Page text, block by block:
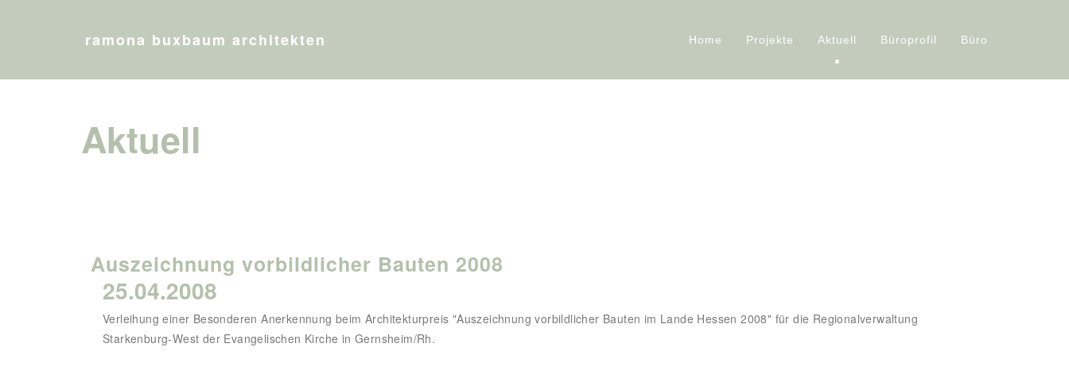
ramona buxbaum architekten Home Projekte Aktuell Büroprofil Büro
Aktuell
Auszeichnung vorbildlicher Bauten 2008
25.04.2008
Verleihung einer Besonderen Anerkennung beim Architekturpreis "Auszeichnung vorbildlicher Bauten im Lande Hessen 2008" für die Regionalverwaltung
Starkenburg-West der Evangelischen Kirche in Gernsheim/Rh.